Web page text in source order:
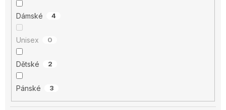
Dámské 4
Unisex 0
Dětské 2
Pánské 3